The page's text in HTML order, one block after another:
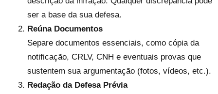
ser a base da sua defesa.
Reúna Documentos
Separe documentos essenciais, como cópia da
notificação, CRLV, CNH e eventuais provas que
sustentem sua argumentação (fotos, vídeos, etc.).
Redação da Defesa Prévia